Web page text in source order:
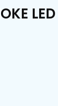
LED